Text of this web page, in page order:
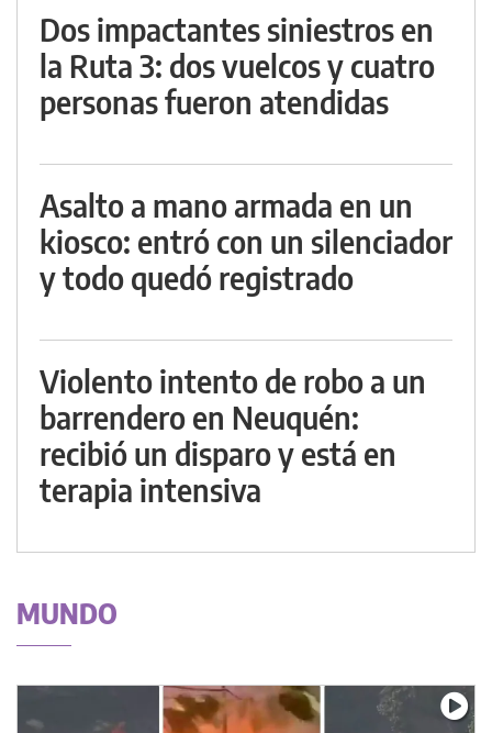
Dos impactantes siniestros en
la Ruta 3: dos vuelcos y cuatro
personas fueron atendidas
Asalto a mano armada en un
kiosco: entró con un silenciador
y todo quedó registrado
Violento intento de robo a un
barrendero en Neuquén:
recibió un disparo y está en
terapia intensiva
MUNDO